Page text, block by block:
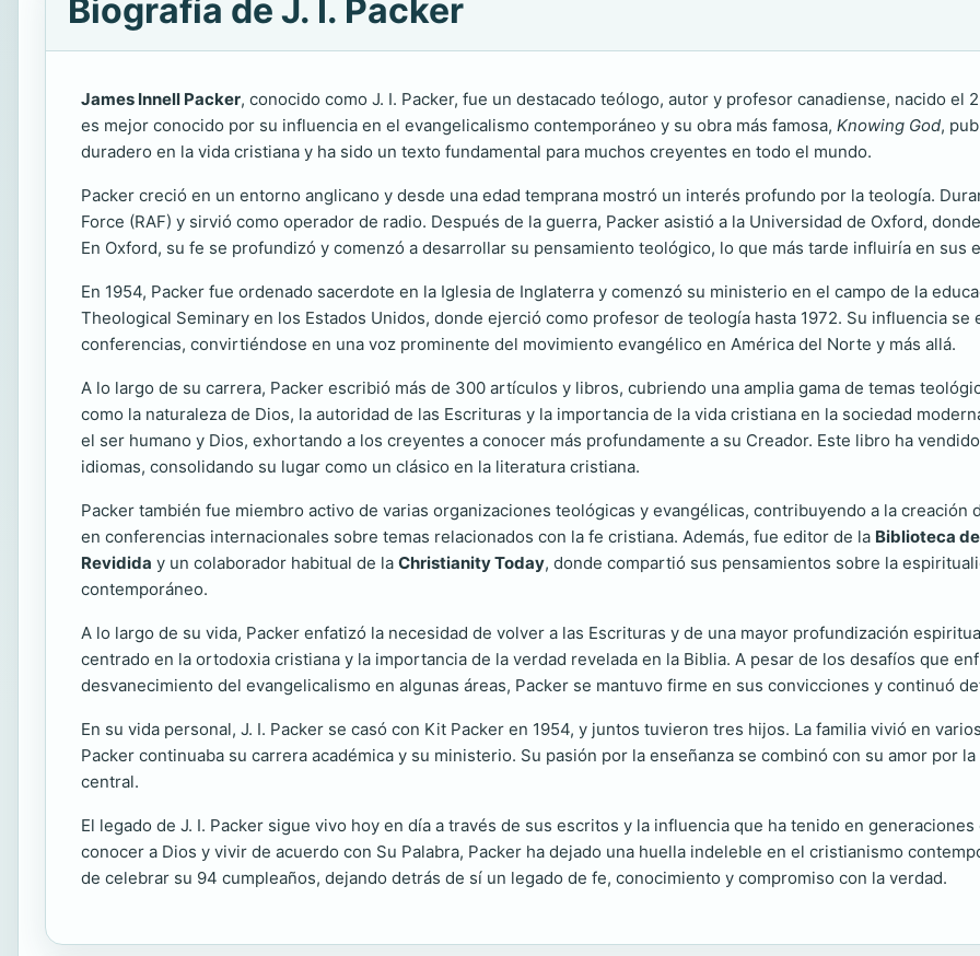
Biografía de J. I. Packer
James Innell Packer, conocido como J. I. Packer, fue un destacado teólogo, autor y profesor canadiense, nacido el
es mejor conocido por su influencia en el evangelicalismo contemporáneo y su obra más famosa, Knowing God,
duradero en la vida cristiana y ha sido un texto fundamental para muchos creyentes en todo el mundo.
Packer creció en un entorno anglicano y desde una edad temprana mostró un interés profundo por la teología.
Force (RAF) y sirvió como operador de radio. Después de la guerra, Packer asistió a la Universidad de Oxford,
En Oxford, su fe se profundizó y comenzó a desarrollar su pensamiento teológico, lo que más tarde influiría en sus
En 1954, Packer fue ordenado sacerdote en la Iglesia de Inglaterra y comenzó su ministerio en el campo de la
Theological Seminary en los Estados Unidos, donde ejerció como profesor de teología hasta 1972. Su influencia
conferencias, convirtiéndose en una voz prominente del movimiento evangélico en América del Norte y más allá.
A lo largo de su carrera, Packer escribió más de 300 artículos y libros, cubriendo una amplia gama de temas
como la naturaleza de Dios, la autoridad de las Escrituras y la importancia de la vida cristiana en la sociedad
el ser humano y Dios, exhortando a los creyentes a conocer más profundamente a su Creador. Este libro ha
idiomas, consolidando su lugar como un clásico en la literatura cristiana.
Packer también fue miembro activo de varias organizaciones teológicas y evangélicas, contribuyendo a la creación
en conferencias internacionales sobre temas relacionados con la fe cristiana. Además, fue editor de la Biblioteca
Revidida y un colaborador habitual de la Christianity Today, donde compartió sus pensamientos sobre la
contemporáneo.
A lo largo de su vida, Packer enfatizó la necesidad de volver a las Escrituras y de una mayor profundización
centrado en la ortodoxia cristiana y la importancia de la verdad revelada en la Biblia. A pesar de los desafíos que
desvanecimiento del evangelicalismo en algunas áreas, Packer se mantuvo firme en sus convicciones y continuó
En su vida personal, J. I. Packer se casó con Kit Packer en 1954, y juntos tuvieron tres hijos. La familia vivió en
Packer continuaba su carrera académica y su ministerio. Su pasión por la enseñanza se combinó con su amor por
central.
El legado de J. I. Packer sigue vivo hoy en día a través de sus escritos y la influencia que ha tenido en
conocer a Dios y vivir de acuerdo con Su Palabra, Packer ha dejado una huella indeleble en el cristianismo
de celebrar su 94 cumpleaños, dejando detrás de sí un legado de fe, conocimiento y compromiso con la verdad.